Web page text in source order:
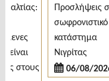
στους
Προσλήψεις στο
σωφρονιστικό
κατάστημα
Νιγρίτας
06/08/2026